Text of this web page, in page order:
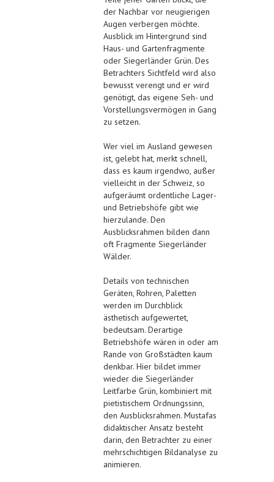
der Nachbar vor neugierigen
Augen verbergen möchte.
Ausblick im Hintergrund sind
Haus- und Gartenfragmente
oder Siegerländer Grün. Des
Betrachters Sichtfeld wird also
bewusst verengt und er wird
genötigt, das eigene Seh- und
Vorstellungsvermögen in Gang
zu setzen.
Wer viel im Ausland gewesen
ist, gelebt hat, merkt schnell,
dass es kaum irgendwo, außer
vielleicht in der Schweiz, so
aufgeräumt ordentliche Lager-
und Betriebshöfe gibt wie
hierzulande. Den
Ausblicksrahmen bilden dann
oft Fragmente Siegerländer
Wälder.
Details von technischen
Geräten, Rohren, Paletten
werden im Durchblick
ästhetisch aufgewertet,
bedeutsam. Derartige
Betriebshöfe wären in oder am
Rande von Großstädten kaum
denkbar. Hier bildet immer
wieder die Siegerländer
Leitfarbe Grün, kombiniert mit
pietistischem Ordnungssinn,
den Ausblicksrahmen. Mustafas
didaktischer Ansatz besteht
darin, den Betrachter zu einer
mehrschichtigen Bildanalyse zu
animieren.